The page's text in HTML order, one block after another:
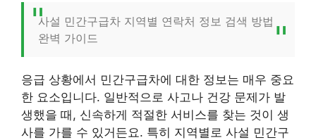
사설 민간구급차 지역별 연락처 정보 검색 방법
완벽 가이드
응급 상황에서 민간구급차에 대한 정보는 매우 중요
한 요소입니다. 일반적으로 사고나 건강 문제가 발
생했을 때, 신속하게 적절한 서비스를 찾는 것이 생
사를 가를 수 있거든요. 특히 지역별로 사설 민간구